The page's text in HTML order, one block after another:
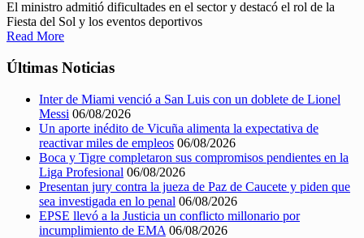
El ministro admitió dificultades en el sector y destacó el rol de la
Fiesta del Sol y los eventos deportivos
Read More
Últimas Noticias
Inter de Miami venció a San Luis con un doblete de Lionel
Messi 06/08/2026
Un aporte inédito de Vicuña alimenta la expectativa de
reactivar miles de empleos 06/08/2026
Boca y Tigre completaron sus compromisos pendientes en la
Liga Profesional 06/08/2026
Presentan jury contra la jueza de Paz de Caucete y piden que
sea investigada en lo penal 06/08/2026
EPSE llevó a la Justicia un conflicto millonario por
incumplimiento de EMA 06/08/2026